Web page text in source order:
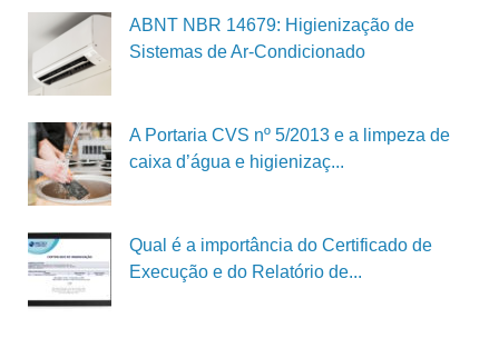
ABNT NBR 14679: Higienização de
Sistemas de Ar-Condicionado
A Portaria CVS nº 5/2013 e a limpeza de
caixa d’água e higienizaç...
Qual é a importância do Certificado de
Execução e do Relatório de...